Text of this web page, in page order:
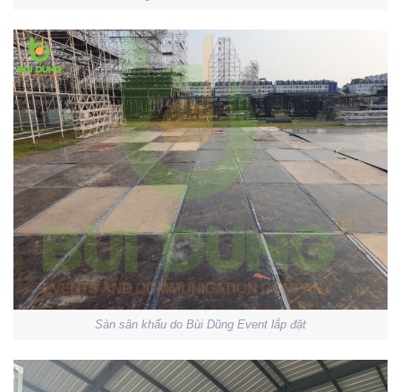
Sàn sân khấu do Bùi Dũng Event lắp đặt